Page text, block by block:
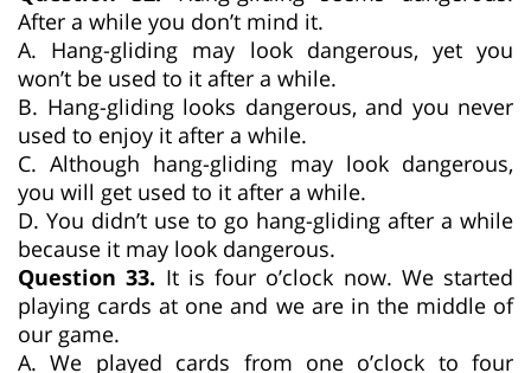
After a while you don’t mind it.
A. Hang-gliding may look dangerous, yet you
won’t be used to it after a while.
B. Hang-gliding looks dangerous, and you never
used to enjoy it after a while.
C. Although hang-gliding may look dangerous,
you will get used to it after a while.
D. You didn’t use to go hang-gliding after a while
because it may look dangerous.
Question 33. It is four o’clock now. We started
playing cards at one and we are in the middle of
our game.
A. We played cards from one o’clock to four